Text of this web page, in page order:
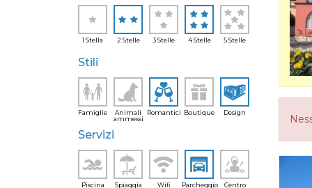
1 Stella 2 Stelle 3 Stelle 4 Stelle 5 Stelle
Stili
Famiglie
Animali
ammessi
Romantici Boutique Design
Servizi
Piscina
Spiaggia
Wifi Parcheggio
Centro